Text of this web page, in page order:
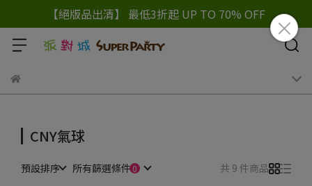
【絕版品出清】 最低3折起 UP TO 70% OFF
CNY氣球
預設排序 所有篩選條件 共 9 件商品